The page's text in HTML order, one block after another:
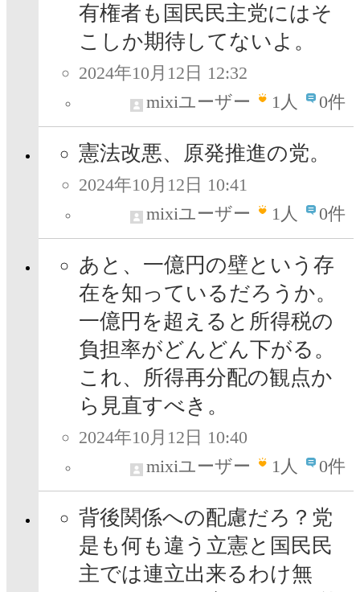
有権者も国民民主党にはそ
こしか期待してないよ。
2024年10月12日 12:32
mixiユーザー
1人 0件
憲法改悪、原発推進の党。
2024年10月12日 10:41
mixiユーザー
1人 0件
あと、一億円の壁という存
在を知っているだろうか。
一億円を超えると所得税の
負担率がどんどん下がる。
これ、所得再分配の観点か
ら見直すべき。
2024年10月12日 10:40
mixiユーザー
1人 0件
背後関係への配慮だろ？党
是も何も違う立憲と国民民
主では連立出来るわけ無